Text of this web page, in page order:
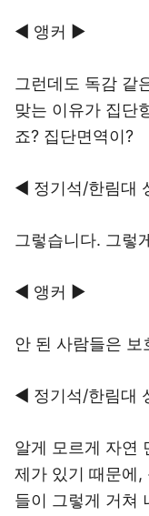
◀ 앵커 ▶
그런데도 독감 같
맞는 이유가 집단
죠? 집단면역이?
◀ 정기석/한림대
그렇습니다. 그렇
◀ 앵커 ▶
안 된 사람들은 보
◀ 정기석/한림대
알게 모르게 자연
제가 있기 때문에,
들이 그렇게 거쳐